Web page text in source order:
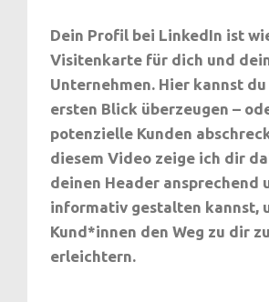
Dein Profil bei LinkedIn ist
Visitenkarte für dich und
Unternehmen. Hier kannst
ersten Blick überzeugen –
potenzielle Kunden
diesem Video zeige ich dir
deinen Header ansprechend
informativ gestalten kannst,
Kund*innen den Weg zu dir zu
erleichtern.